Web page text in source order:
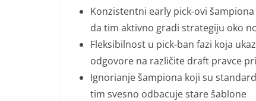
Konzistentni early pick-ovi
da tim aktivno gradi strategiju oko
Fleksibilnost u pick-ban fazi koja
odgovore na različite draft pravce
Ignorianje šampiona koji su
tim svesno odbacuje stare šablone